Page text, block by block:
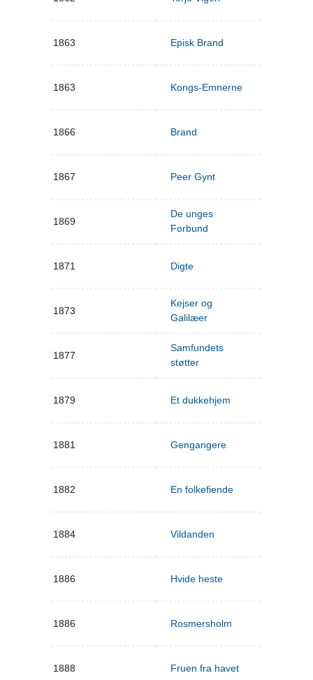
1863 Episk Brand
1863 Kongs-Emnerne
1866 Brand
1867 Peer Gynt
1869
De unges
Forbund
1871 Digte
1873
Kejser og
Galilæer
1877
Samfundets
støtter
1879 Et dukkehjem
1881 Gengangere
1882 En folkefiende
1884 Vildanden
1886 Hvide heste
1886 Rosmersholm
1888 Fruen fra havet